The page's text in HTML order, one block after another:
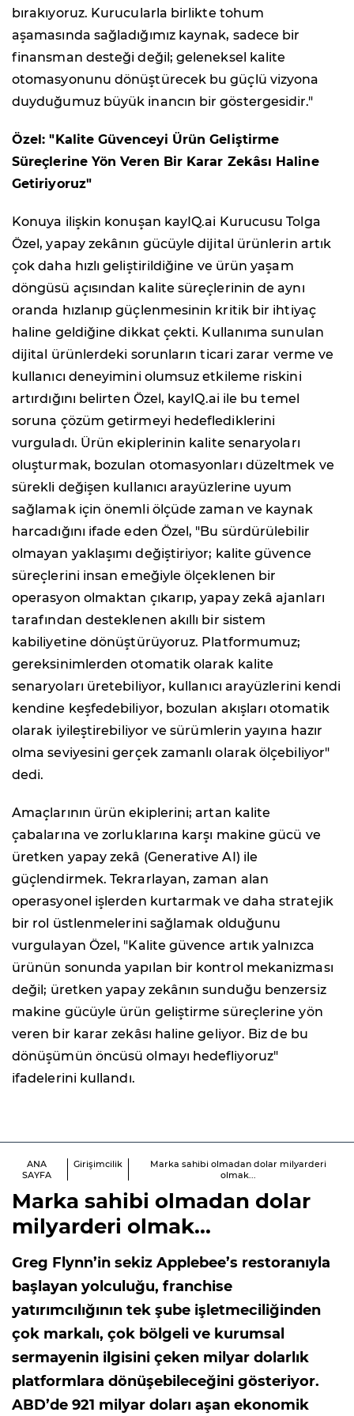
bırakıyoruz. Kurucularla birlikte tohum
aşamasında sağladığımız kaynak, sadece bir
finansman desteği değil; geleneksel kalite
otomasyonunu dönüştürecek bu güçlü vizyona
duyduğumuz büyük inancın bir göstergesidir."
Özel: "Kalite Güvenceyi Ürün Geliştirme
Süreçlerine Yön Veren Bir Karar Zekâsı Haline
Getiriyoruz"
Konuya ilişkin konuşan kayIQ.ai Kurucusu Tolga
Özel, yapay zekânın gücüyle dijital ürünlerin artık
çok daha hızlı geliştirildiğine ve ürün yaşam
döngüsü açısından kalite süreçlerinin de aynı
oranda hızlanıp güçlenmesinin kritik bir ihtiyaç
haline geldiğine dikkat çekti. Kullanıma sunulan
dijital ürünlerdeki sorunların ticari zarar verme ve
kullanıcı deneyimini olumsuz etkileme riskini
artırdığını belirten Özel, kayIQ.ai ile bu temel
soruna çözüm getirmeyi hedeflediklerini
vurguladı. Ürün ekiplerinin kalite senaryoları
oluşturmak, bozulan otomasyonları düzeltmek ve
sürekli değişen kullanıcı arayüzlerine uyum
sağlamak için önemli ölçüde zaman ve kaynak
harcadığını ifade eden Özel, "Bu sürdürülebilir
olmayan yaklaşımı değiştiriyor; kalite güvence
süreçlerini insan emeğiyle ölçeklenen bir
operasyon olmaktan çıkarıp, yapay zekâ ajanları
tarafından desteklenen akıllı bir sistem
kabiliyetine dönüştürüyoruz. Platformumuz;
gereksinimlerden otomatik olarak kalite
senaryoları üretebiliyor, kullanıcı arayüzlerini kendi
kendine keşfedebiliyor, bozulan akışları otomatik
olarak iyileştirebiliyor ve sürümlerin yayına hazır
olma seviyesini gerçek zamanlı olarak ölçebiliyor"
dedi.
Amaçlarının ürün ekiplerini; artan kalite
çabalarına ve zorluklarına karşı makine gücü ve
üretken yapay zekâ (Generative AI) ile
güçlendirmek. Tekrarlayan, zaman alan
operasyonel işlerden kurtarmak ve daha stratejik
bir rol üstlenmelerini sağlamak olduğunu
vurgulayan Özel, "Kalite güvence artık yalnızca
ürünün sonunda yapılan bir kontrol mekanizması
değil; üretken yapay zekânın sunduğu benzersiz
makine gücüyle ürün geliştirme süreçlerine yön
veren bir karar zekâsı haline geliyor. Biz de bu
dönüşümün öncüsü olmayı hedefliyoruz"
ifadelerini kullandı.
ANA
SAYFA
Girişimcilik
Marka sahibi olmadan dolar milyarderi
olmak...
Marka sahibi olmadan dolar
milyarderi olmak...
Greg Flynn’in sekiz Applebee’s restoranıyla
başlayan yolculuğu, franchise
yatırımcılığının tek şube işletmeciliğinden
çok markalı, çok bölgeli ve kurumsal
sermayenin ilgisini çeken milyar dolarlık
platformlara dönüşebileceğini gösteriyor.
ABD’de 921 milyar doları aşan ekonomik